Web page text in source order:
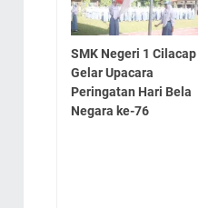
SMK Negeri 1 Cilacap
Gelar Upacara
Peringatan Hari Bela
Negara ke-76